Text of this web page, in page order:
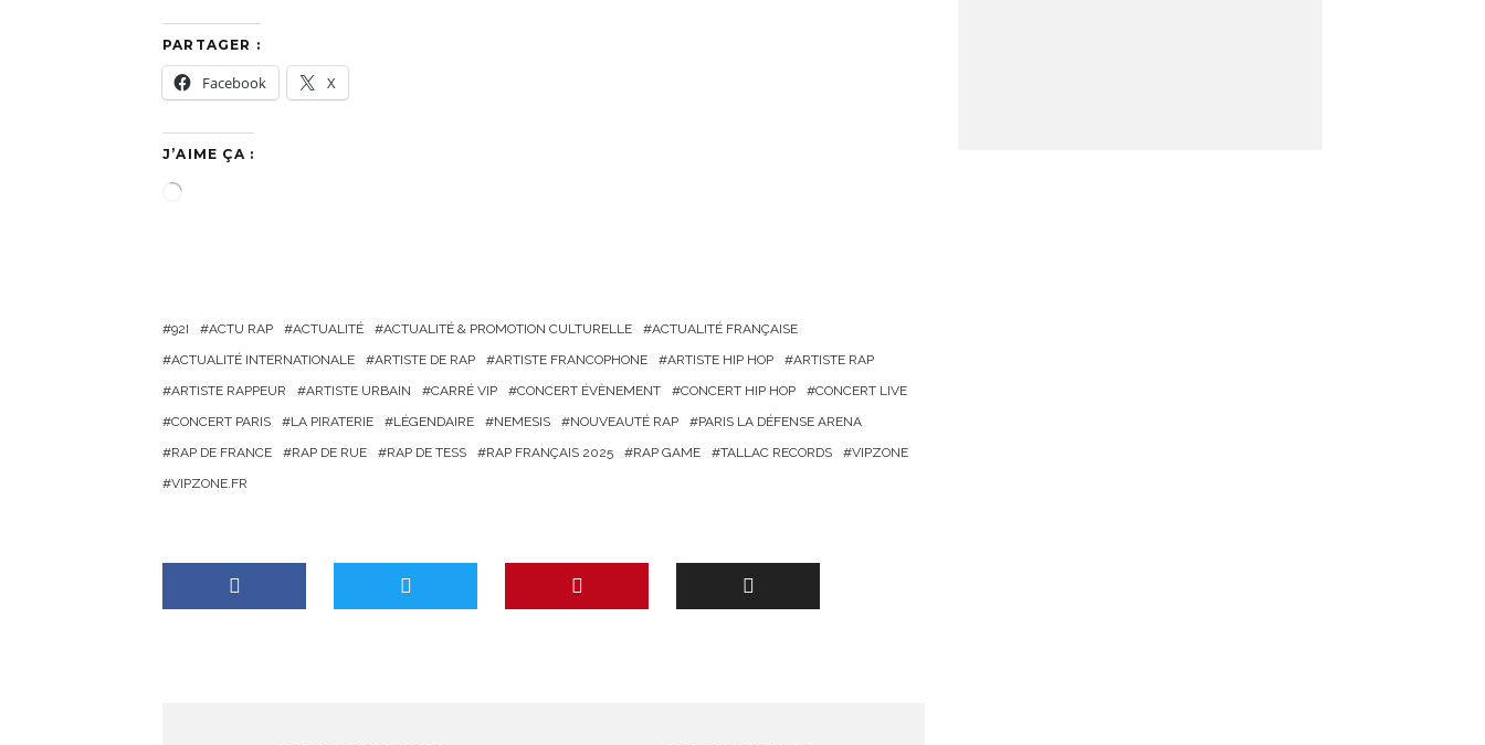
PARTAGER :
Facebook X
J’AIME ÇA :
C
92I ACTU RAP ACTUALITÉ ACTUALITÉ & PROMOTION CULTURELLE
ACTUALITÉ FRANÇAISE
ACTUALITÉ INTERNATIONALE
ARTISTE DE RAP ARTISTE FRANCOPHONE ARTISTE HIP HOP
ARTISTE RAP
ARTISTE RAPPEUR
ARTISTE URBAIN CARRÉ VIP CONCERT ÉVÈNEMENT CONCERT HIP HOP
CONCERT LIVE
CONCERT PARIS
LA PIRATERIE LÉGENDAIRE NEMESIS NOUVEAUTÉ RAP
PARIS LA DÉFENSE ARENA
RAP DE FRANCE
RAP DE RUE RAP DE TESS RAP FRANÇAIS 2025 RAP GAME TALLAC RECORDS
VIPZONE
VIPZONE.FR